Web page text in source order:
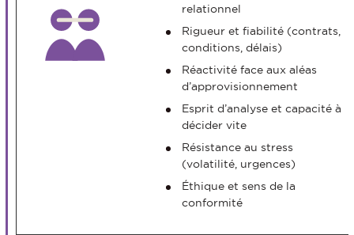
relationnel
Rigueur et fiabilité (contrats,
conditions, délais)
Réactivité face aux aléas
d’approvisionnement
Esprit d’analyse et capacité à
décider vite
Résistance au stress
(volatilité, urgences)
Éthique et sens de la
conformité